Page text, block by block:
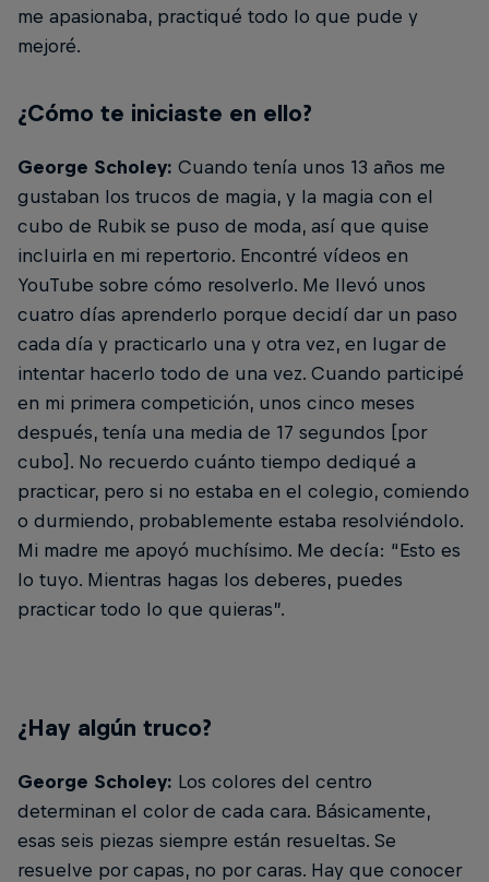
me apasionaba, practiqué todo lo que pude y
mejoré.
¿Cómo te iniciaste en ello?
George Scholey: Cuando tenía unos 13 años me
gustaban los trucos de magia, y la magia con el
cubo de Rubik se puso de moda, así que quise
incluirla en mi repertorio. Encontré vídeos en
YouTube sobre cómo resolverlo. Me llevó unos
cuatro días aprenderlo porque decidí dar un paso
cada día y practicarlo una y otra vez, en lugar de
intentar hacerlo todo de una vez. Cuando participé
en mi primera competición, unos cinco meses
después, tenía una media de 17 segundos [por
cubo]. No recuerdo cuánto tiempo dediqué a
practicar, pero si no estaba en el colegio, comiendo
o durmiendo, probablemente estaba resolviéndolo.
Mi madre me apoyó muchísimo. Me decía: “Esto es
lo tuyo. Mientras hagas los deberes, puedes
practicar todo lo que quieras”.
¿Hay algún truco?
George Scholey: Los colores del centro
determinan el color de cada cara. Básicamente,
esas seis piezas siempre están resueltas. Se
resuelve por capas, no por caras. Hay que conocer